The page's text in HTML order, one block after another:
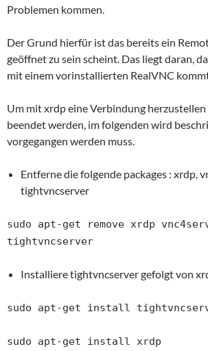
Problemen kommen.
Der Grund hierfür ist das bereits ein
geöffnet zu sein scheint. Das liegt daran,
mit einem vorinstallierten RealVNC
Um mit xrdp eine Verbindung herzustellen
beendet werden, im folgenden wird
vorgegangen werden muss.
Entferne die folgende packages : xrdp,
tightvncserver
sudo apt-get remove xrdp
tightvncserver
Installiere tightvncserver gefolgt von
sudo apt-get install
sudo apt-get install xrdp